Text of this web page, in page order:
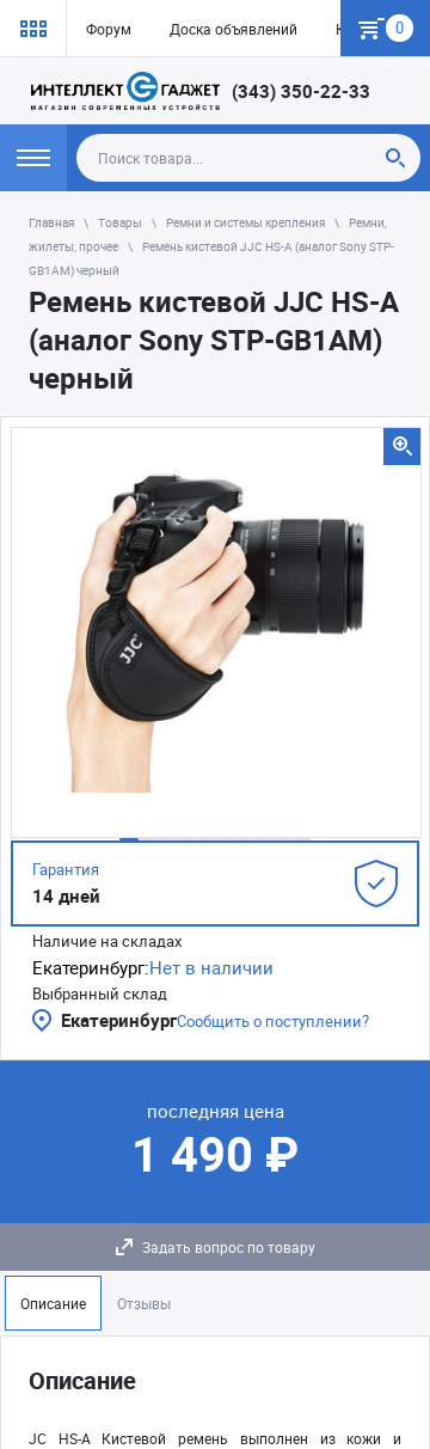
Форум Доска объявлений Как купить
0
(343) 350-22-33
Главная Товары Ремни и системы крепления
Ремни,
жилеты, прочее
Ремень кистевой JJC HS-A (аналог Sony STP-
GB1AM) черный
Ремень кистевой JJC HS-A
(аналог Sony STP-GB1AM)
черный
Гарантия
14 дней
Наличие на складах
Екатеринбург:Нет в наличии
Выбранный склад
ЕкатеринбургСообщить о поступлении?
последняя цена
1 490 ₽
Задать вопрос по товару
Описание Отзывы
Описание
JC HS-A Кистевой ремень выполнен из кожи и